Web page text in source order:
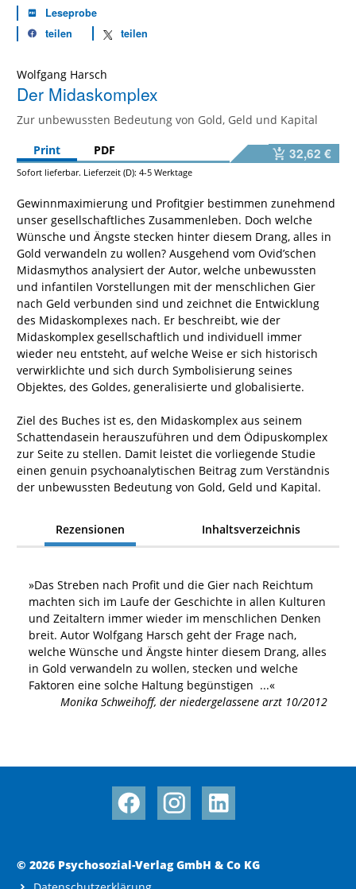
Leseprobe
teilen
teilen
Wolfgang Harsch
Der Midaskomplex
Zur unbewussten Bedeutung von Gold, Geld und Kapital
Print
PDF 32,62 €
Sofort lieferbar. Lieferzeit (D): 4-5 Werktage
Gewinnmaximierung und Profitgier bestimmen zunehmend
unser gesellschaftliches Zusammenleben. Doch welche
Wünsche und Ängste stecken hinter diesem Drang, alles in
Gold verwandeln zu wollen? Ausgehend vom Ovid’schen
Midasmythos analysiert der Autor, welche unbewussten
und infantilen Vorstellungen mit der menschlichen Gier
nach Geld verbunden sind und zeichnet die Entwicklung
des Midaskomplexes nach. Er beschreibt, wie der
Midaskomplex gesellschaftlich und individuell immer
wieder neu entsteht, auf welche Weise er sich historisch
verwirklichte und sich durch Symbolisierung seines
Objektes, des Goldes, generalisierte und globalisierte.
Ziel des Buches ist es, den Midaskomplex aus seinem
Schattendasein herauszuführen und dem Ödipuskomplex
zur Seite zu stellen. Damit leistet die vorliegende Studie
einen genuin psychoanalytischen Beitrag zum Verständnis
der unbewussten Bedeutung von Gold, Geld und Kapital.
Rezensionen Inhaltsverzeichnis
»Das Streben nach Profit und die Gier nach Reichtum
machten sich im Laufe der Geschichte in allen Kulturen
und Zeitaltern immer wieder im menschlichen Denken
breit. Autor Wolfgang Harsch geht der Frage nach,
welche Wünsche und Ängste hinter diesem Drang, alles
in Gold verwandeln zu wollen, stecken und welche
Faktoren eine solche Haltung begünstigen ...«
Monika Schweihoff, der niedergelassene arzt 10/2012
© 2026 Psychosozial-Verlag GmbH & Co KG